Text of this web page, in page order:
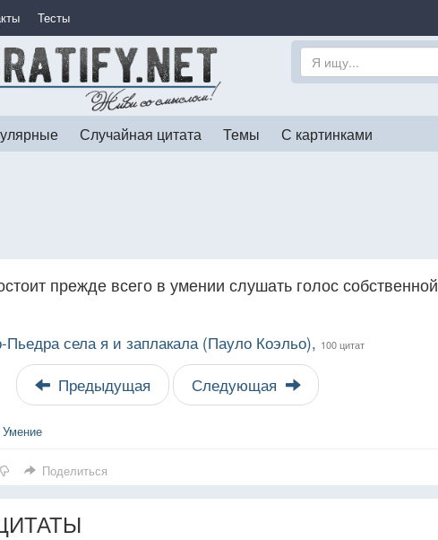
Тесты
Случайная цитата Темы С картинками
прежде всего в умении слушать голос собственной
Пьедра села я и заплакала (Пауло Коэльо), 100 цитат
Предыдущая Следующая
Умение
Поделиться